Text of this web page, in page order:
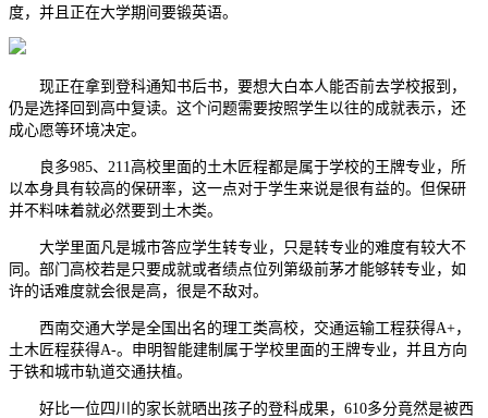
度，并且正在大学期间要锻英语。
现正在拿到登科通知书后书，要想大白本人能否前去学校报到，
仍是选择回到高中复读。这个问题需要按照学生以往的成就表示，还
成心愿等环境决定。
良多985、211高校里面的土木匠程都是属于学校的王牌专业，所
以本身具有较高的保研率，这一点对于学生来说是很有益的。但保研
并不料味着就必然要到土木类。
大学里面凡是城市答应学生转专业，只是转专业的难度有较大不
同。部门高校若是只要成就或者绩点位列第级前茅才能够转专业，如
许的话难度就会很是高，很是不敌对。
西南交通大学是全国出名的理工类高校，交通运输工程获得A+，
土木匠程获得A-。申明智能建制属于学校里面的王牌专业，并且方向
于铁和城市轨道交通扶植。
好比一位四川的家长就晒出孩子的登科成果，610多分竟然是被西